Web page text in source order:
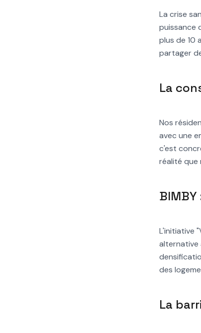
La crise
puissance
plus de 10
partager
La
Nos
avec une
c'est
réalité que
L'initiative
alternative
des
La